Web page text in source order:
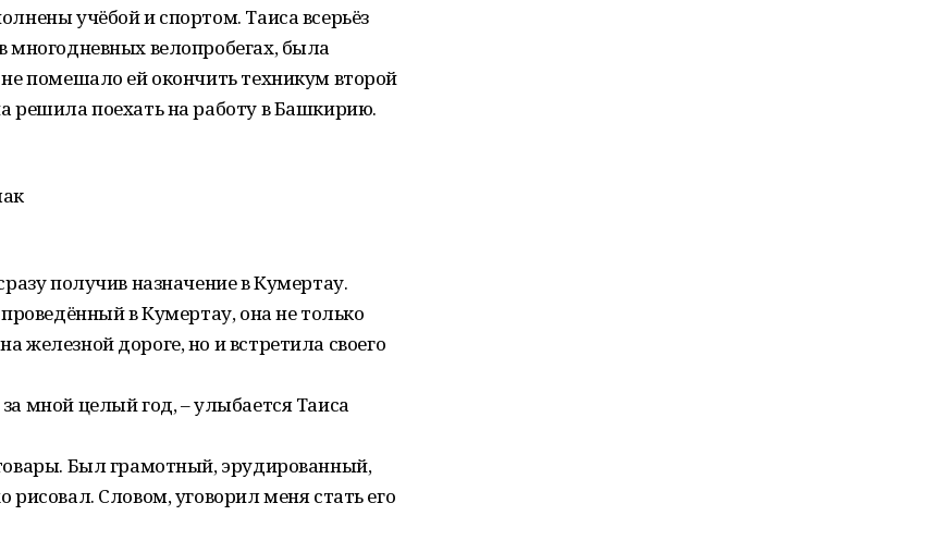
учёбой и спортом. Таиса всерьёз
многодневных велопробегах, была
помешало ей окончить техникум второй
решила поехать на работу в Башкирию.
получив назначение в Кумертау.
в Кумертау, она не только
железной дороге, но и встретила своего
мной целый год, – улыбается Таиса
Был грамотный, эрудированный,
Словом, уговорил меня стать его